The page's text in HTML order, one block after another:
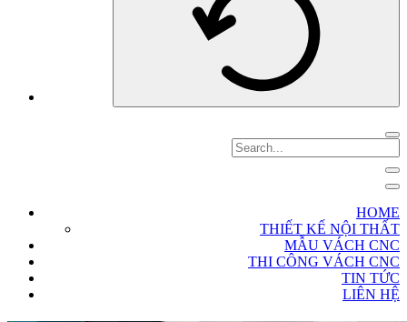
HOME
THIẾT KẾ NỘI THẤT
MẪU VÁCH CNC
THI CÔNG VÁCH CNC
TIN TỨC
LIÊN HỆ